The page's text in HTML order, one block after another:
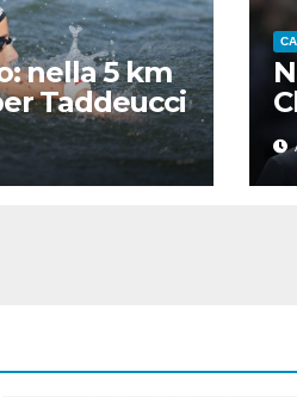
nella 5 km
Taddeucci